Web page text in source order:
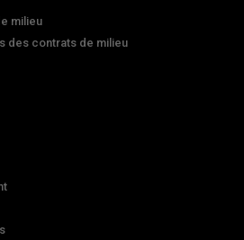
milieu
des contrats de milieu